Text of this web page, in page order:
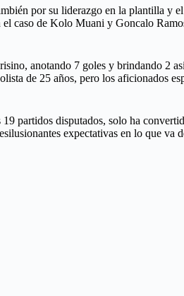
por su liderazgo en la plantilla y
caso de Kolo Muani y Goncalo
anotando 7 goles y brindando 2
de 25 años, pero los aficionados
partidos disputados, solo ha
expectativas en lo que